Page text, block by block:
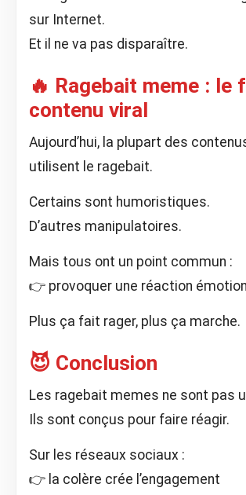
sur Internet.
Et il ne va pas disparaître.
🔥 Ragebait meme : le
contenu viral
Aujourd’hui, la plupart des
utilisent le ragebait.
Certains sont humoristiques.
D’autres manipulatoires.
Mais tous ont un point commun :
👉 provoquer une réaction
Plus ça fait rager, plus ça marche.
😈 Conclusion
Les ragebait memes ne sont pas
Ils sont conçus pour faire réagir.
Sur les réseaux sociaux :
👉 la colère crée l’engagement